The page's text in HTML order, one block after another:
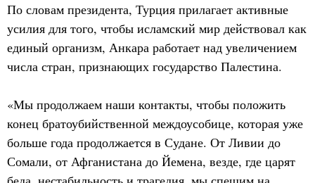
По словам президента, Турция прилагает активные
усилия для того, чтобы исламский мир действовал как
единый организм, Анкара работает над увеличением
числа стран, признающих государство Палестина.
«Мы продолжаем наши контакты, чтобы положить
конец братоубийственной междоусобице, которая уже
больше года продолжается в Судане. От Ливии до
Сомали, от Афганистана до Йемена, везде, где царят